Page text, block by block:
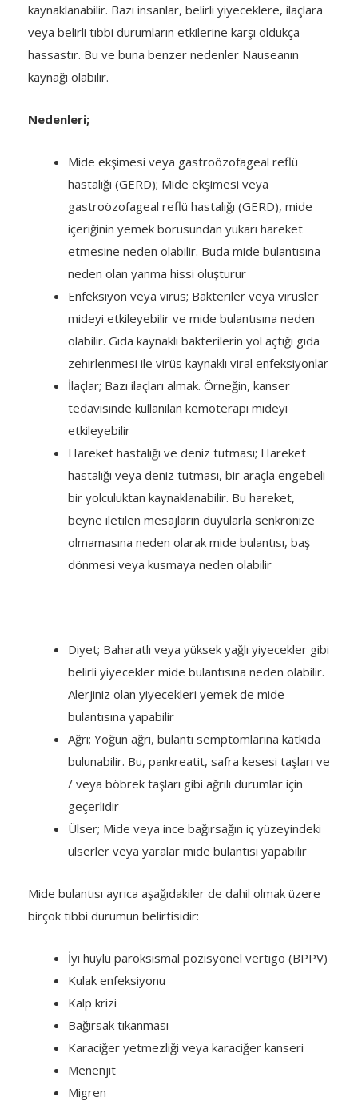
kaynaklanabilir. Bazı insanlar, belirli yiyeceklere, ilaçlara
veya belirli tıbbi durumların etkilerine karşı oldukça
hassastır. Bu ve buna benzer nedenler Nauseanın
kaynağı olabilir.
Nedenleri;
Mide ekşimesi veya gastroözofageal reflü
hastalığı (GERD); Mide ekşimesi veya
gastroözofageal reflü hastalığı (GERD), mide
içeriğinin yemek borusundan yukarı hareket
etmesine neden olabilir. Buda mide bulantısına
neden olan yanma hissi oluşturur
Enfeksiyon veya virüs; Bakteriler veya virüsler
mideyi etkileyebilir ve mide bulantısına neden
olabilir. Gıda kaynaklı bakterilerin yol açtığı gıda
zehirlenmesi ile virüs kaynaklı viral enfeksiyonlar
İlaçlar; Bazı ilaçları almak. Örneğin, kanser
tedavisinde kullanılan kemoterapi mideyi
etkileyebilir
Hareket hastalığı ve deniz tutması; Hareket
hastalığı veya deniz tutması, bir araçla engebeli
bir yolculuktan kaynaklanabilir. Bu hareket,
beyne iletilen mesajların duyularla senkronize
olmamasına neden olarak mide bulantısı, baş
dönmesi veya kusmaya neden olabilir
Diyet; Baharatlı veya yüksek yağlı yiyecekler gibi
belirli yiyecekler mide bulantısına neden olabilir.
Alerjiniz olan yiyecekleri yemek de mide
bulantısına yapabilir
Ağrı; Yoğun ağrı, bulantı semptomlarına katkıda
bulunabilir. Bu, pankreatit, safra kesesi taşları ve
/ veya böbrek taşları gibi ağrılı durumlar için
geçerlidir
Ülser; Mide veya ince bağırsağın iç yüzeyindeki
ülserler veya yaralar mide bulantısı yapabilir
Mide bulantısı ayrıca aşağıdakiler de dahil olmak üzere
birçok tıbbi durumun belirtisidir:
İyi huylu paroksismal pozisyonel vertigo (BPPV)
Kulak enfeksiyonu
Kalp krizi
Bağırsak tıkanması
Karaciğer yetmezliği veya karaciğer kanseri
Menenjit
Migren